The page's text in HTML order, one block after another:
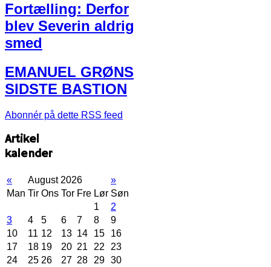
Fortælling: Derfor
blev Severin aldrig
smed
EMANUEL GRØNS
SIDSTE BASTION
Abonnér på dette RSS feed
Artikel
kalender
« August 2026
»
Man Tir Ons Tor Fre Lør Søn
1
2
3
4 5 6 7 8
9
10
11 12 13 14 15
16
17
18 19 20 21 22
23
24
25 26 27 28 29 30